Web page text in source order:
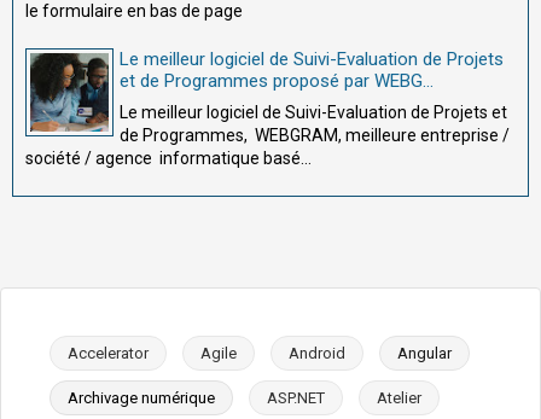
le formulaire en bas de page
Le meilleur logiciel de Suivi-Evaluation de Projets
et de Programmes proposé par WEBG...
Le meilleur logiciel de Suivi-Evaluation de Projets et
de Programmes, WEBGRAM, meilleure entreprise /
société / agence informatique basé...
Accelerator Agile Android Angular
Archivage numérique ASP.NET Atelier